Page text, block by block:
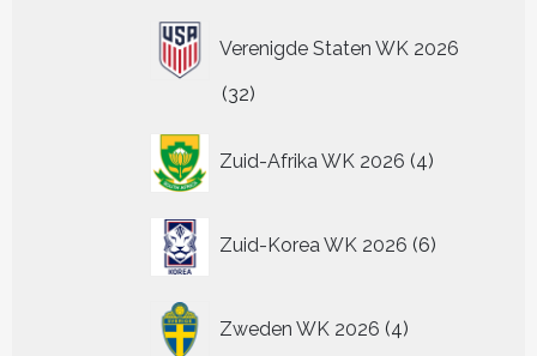
Verenigde Staten WK 2026
3232
Zuid-Afrika WK 2026 4
producten
Zuid-Korea WK 2026 6
producten
Zweden WK 2026 4
producten